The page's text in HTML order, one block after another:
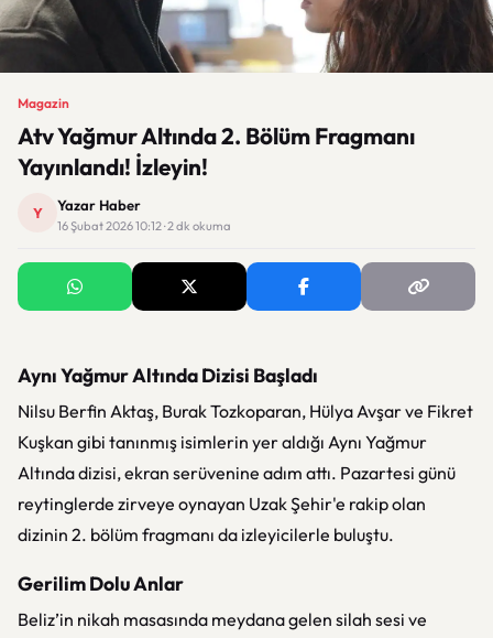
Magazin
Atv Yağmur Altında 2. Bölüm Fragmanı
Yayınlandı! İzleyin!
Y Yazar Haber
16 Şubat 2026 10:12 · 2 dk okuma
Aynı Yağmur Altında Dizisi Başladı
Nilsu Berfin Aktaş, Burak Tozkoparan, Hülya Avşar ve Fikret
Kuşkan gibi tanınmış isimlerin yer aldığı Aynı Yağmur
Altında dizisi, ekran serüvenine adım attı. Pazartesi günü
reytinglerde zirveye oynayan Uzak Şehir'e rakip olan
dizinin 2. bölüm fragmanı da izleyicilerle buluştu.
Gerilim Dolu Anlar
Beliz’in nikah masasında meydana gelen silah sesi ve